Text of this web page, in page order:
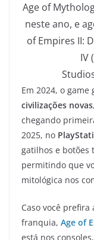
Age of
neste ano, e
of Empires II:
IV
Em 2024, o game
civilizações novas
chegando
2025, no
gatilhos e botões
permitindo que
mitológica nos
Caso você
franquia, Age of
está nos